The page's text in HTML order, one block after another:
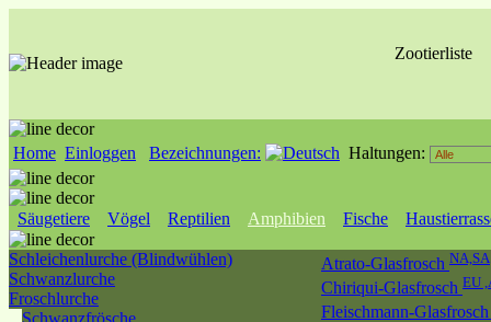
Zootierliste
Home Einloggen Bezeichnungen: Haltungen:
Säugetiere Vögel Reptilien Amphibien Fische
Schleichenlurche (Blindwühlen)
Schwanzlurche
Froschlurche
Schwanzfrösche
Atrato-Glasfrosch NA,SA
Chiriqui-Glasfrosch EU
Fleischmann-